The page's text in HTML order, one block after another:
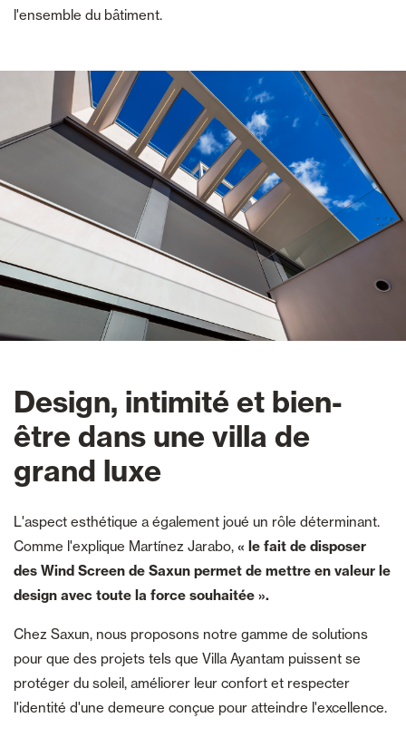
l'ensemble du bâtiment.
Design, intimité et bien-
être dans une villa de
grand luxe
L'aspect esthétique a également joué un rôle déterminant.
Comme l'explique Martínez Jarabo, « le fait de disposer
des Wind Screen de Saxun permet de mettre en valeur le
design avec toute la force souhaitée ».
Chez Saxun, nous proposons notre gamme de solutions
pour que des projets tels que Villa Ayantam puissent se
protéger du soleil, améliorer leur confort et respecter
l'identité d'une demeure conçue pour atteindre l'excellence.